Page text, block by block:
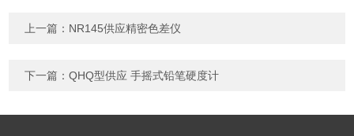
上一篇： NR145供应精密色差仪
下一篇：QHQ型供应 手摇式铅笔硬度计